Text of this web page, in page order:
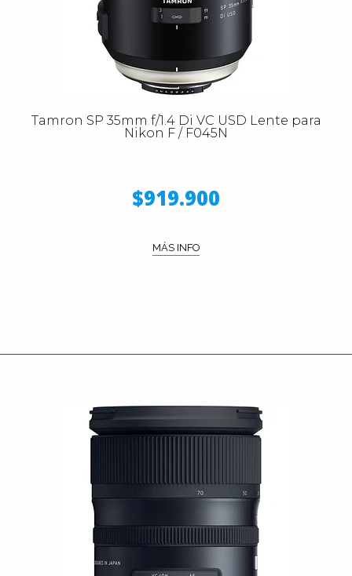
Tamron SP 35mm f/1.4 Di VC USD Lente para
Nikon F / F045N
$919.900
MÁS INFO